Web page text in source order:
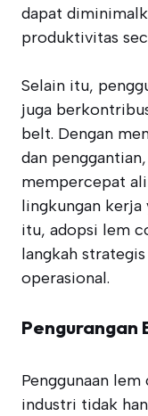
dapat
produktivitas
Selain itu,
juga
belt. Dengan
dan
mempercepat
lingkungan kerja
itu, adopsi lem
langkah
operasional.
Pengurangan
Penggunaan
industri tidak